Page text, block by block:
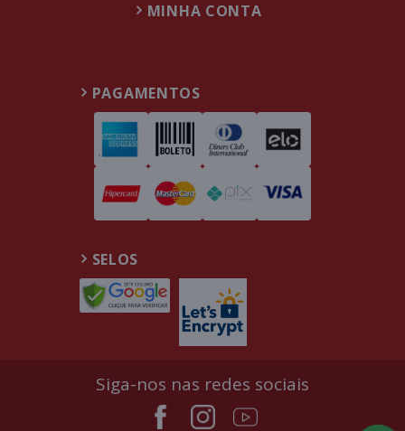
MINHA CONTA
PAGAMENTOS
SELOS
Siga-nos nas redes sociais